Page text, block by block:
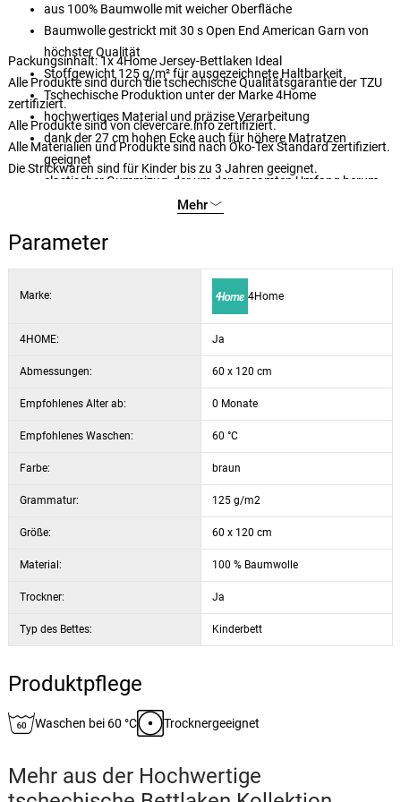
aus 100% Baumwolle mit weicher Oberfläche
Baumwolle gestrickt mit 30 s Open End American Garn von
höchster Qualität
Stoffgewicht 125 g/m² für ausgezeichnete Haltbarkeit
Tschechische Produktion unter der Marke 4Home
hochwertiges Material und präzise Verarbeitung
dank der 27 cm hohen Ecke auch für höhere Matratzen
geeignet
elastischer Gummizug, der um den gesamten Umfang herum
genäht ist und für einen festen Sitz sorgt
einfache Pflege durch Waschen bei 60 °C
geeignet für den Trockner im Schonprogramm
Packungsinhalt: 1x 4Home Jersey-Bettlaken Ideal
Alle Produkte sind durch die tschechische Qualitätsgarantie der TZU
zertifiziert.
Alle Produkte sind von clevercare.info zertifiziert.
Alle Materialien und Produkte sind nach Öko-Tex Standard zertifiziert.
Die Strickwaren sind für Kinder bis zu 3 Jahren geeignet.
Mehr
Parameter
Marke: 4Home
4HOME: Ja
Abmessungen: 60 x 120 cm
Empfohlenes Alter ab: 0 Monate
Empfohlenes Waschen: 60 °C
Farbe: braun
Grammatur: 125 g/m2
Größe: 60 x 120 cm
Material: 100 % Baumwolle
Trockner: Ja
Typ des Bettes: Kinderbett
Produktpflege
Waschen bei 60 °C Trocknergeeignet
Mehr aus der Hochwertige